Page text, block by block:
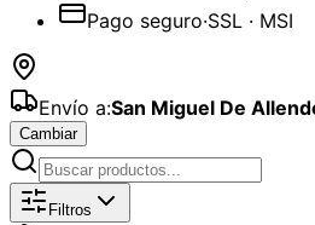
Pago seguro·SSL · MSI
Envío a:San Miguel De
Cambiar
Catálogo de
Filtros